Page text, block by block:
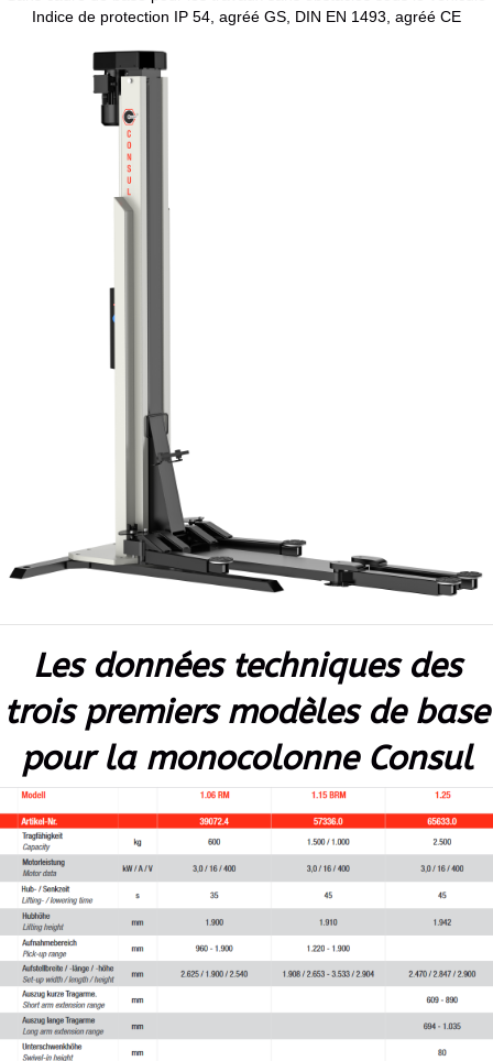
Indice de protection IP 54, agréé GS, DIN EN 1493, agréé CE
Les données techniques des
trois premiers modèles de base
pour la monocolonne Consul